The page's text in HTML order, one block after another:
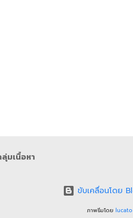
มเนื้อหา
ขับเคลื่อนโดย
ภาพธีมโดย lucato